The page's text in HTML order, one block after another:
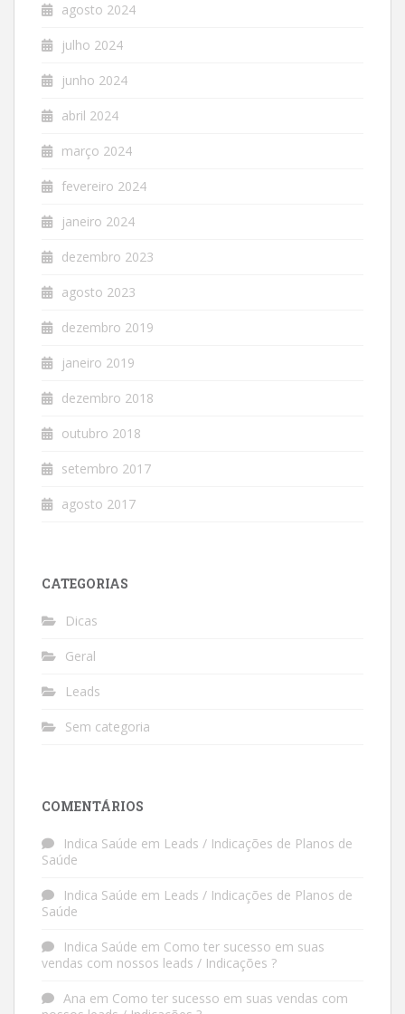
agosto 2024
julho 2024
junho 2024
abril 2024
março 2024
fevereiro 2024
janeiro 2024
dezembro 2023
agosto 2023
dezembro 2019
janeiro 2019
dezembro 2018
outubro 2018
setembro 2017
agosto 2017
CATEGORIAS
Dicas
Geral
Leads
Sem categoria
COMENTÁRIOS
Indica Saúde em Leads / Indicações de Planos de
Saúde
Indica Saúde em Leads / Indicações de Planos de
Saúde
Indica Saúde em Como ter sucesso em suas
vendas com nossos leads / Indicações ?
Ana em Como ter sucesso em suas vendas com